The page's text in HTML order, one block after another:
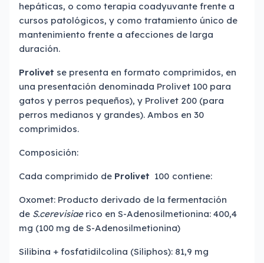
hepáticas, o como terapia coadyuvante frente a
cursos patológicos, y como tratamiento único de
mantenimiento frente a afecciones de larga
duración.
Prolivet se presenta en formato comprimidos, en
una presentación denominada Prolivet 100 para
gatos y perros pequeños), y Prolivet 200 (para
perros medianos y grandes). Ambos en 30
comprimidos.
Composición:
Cada comprimido de Prolivet 100 contiene:
Oxomet: Producto derivado de la fermentación
de S.cerevisiae rico en S-Adenosilmetionina: 400,4
mg (100 mg de S-Adenosilmetionina)
Silibina + fosfatidilcolina (Siliphos): 81,9 mg